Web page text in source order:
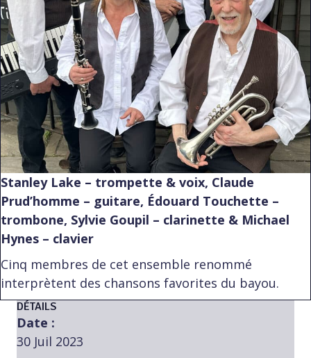
Stanley Lake – trompette & voix, Claude
Prud’homme – guitare, Édouard Touchette –
trombone, Sylvie Goupil – clarinette & Michael
Hynes – clavier
Cinq membres de cet ensemble renommé
interprètent des chansons favorites du bayou.
DÉTAILS
Date :
30 Juil 2023